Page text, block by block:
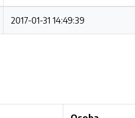
2017-01-31 14:49:39